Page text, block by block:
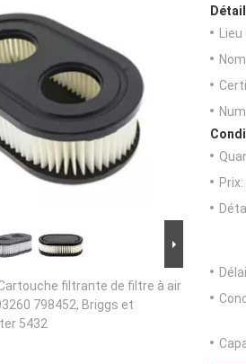
filtrante de filtre à air
798452, Briggs et
5432
Prix: